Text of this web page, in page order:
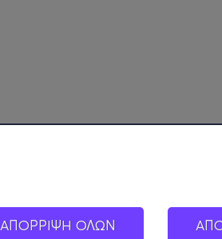
ΑΠΟΡΡΙΨΗ ΟΛΩΝ